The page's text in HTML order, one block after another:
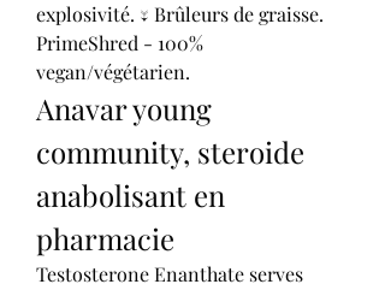
explosivité. ↓ Brûleurs de graisse.
PrimeShred - 100%
vegan/végétarien.
Anavar young
community, steroide
anabolisant en
pharmacie
Testosterone Enanthate serves